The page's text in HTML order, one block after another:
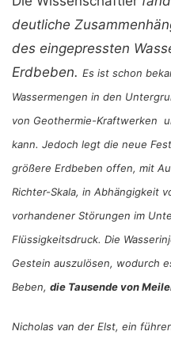
deutliche
des eingepressten
Erdbeben. Es ist schon
Wassermengen in den
von Geothermie-Kraftwerken
kann. Jedoch legt die neue
größere Erdbeben offen, mit
Richter-Skala, in Abhängigkeit
vorhandener Störungen im
Flüssigkeitsdruck. Die
Gestein auszulösen, wodurch
Beben, die Tausende von
Nicholas van der Elst, ein